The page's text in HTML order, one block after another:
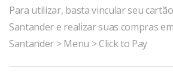
Para utilizar, basta vincular seu
Santander e realizar suas compras
Santander > Menu > Click to Pay